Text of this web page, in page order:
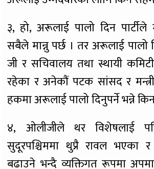
३, हो, अरूलाई पालो दिन पार्टीले
सबैले मान्नु पर्छ । तर अरूलाई पालो
जी र सचिवालय तथा स्थायी
रहेका र अनेकौं पटक सांसद र
हकमा अरूलाई पालो दिनुपर्ने भन्ने
४, ओलीजीले थर विशेषलाई
सुदूरपश्चिममा थुप्रै रावल भएका
बढाउने भन्दै व्यक्तिगत रूपमा